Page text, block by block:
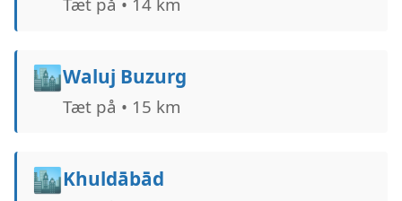
🏙️Waluj Buzurg
Tæt på • 15 km
🏙️Khuldābād